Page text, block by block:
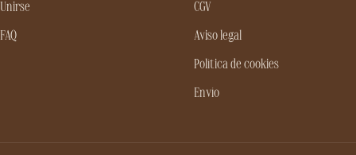
Unirse
FAQ
CGV
Aviso legal
Política de cookies
Envío